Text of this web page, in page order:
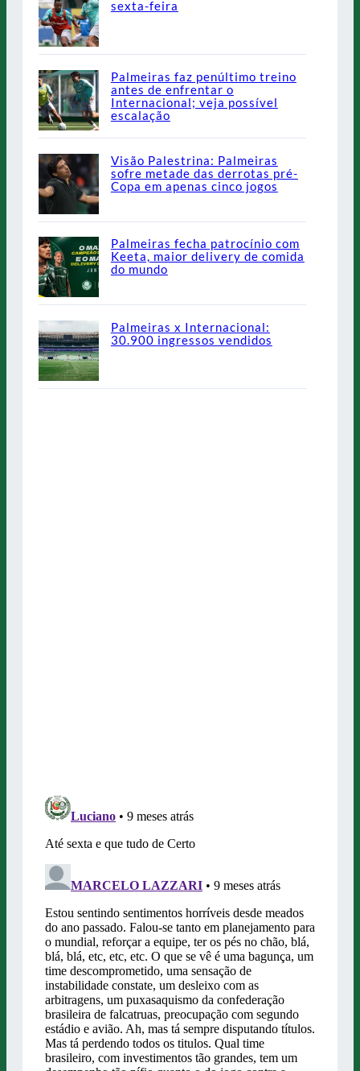
sexta-feira
Palmeiras faz penúltimo treino
antes de enfrentar o
Internacional; veja possível
escalação
Visão Palestrina: Palmeiras
sofre metade das derrotas pré-
Copa em apenas cinco jogos
Palmeiras fecha patrocínio com
Keeta, maior delivery de comida
do mundo
Palmeiras x Internacional:
30.900 ingressos vendidos